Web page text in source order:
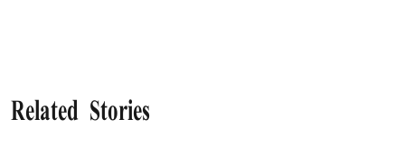
Related Stories